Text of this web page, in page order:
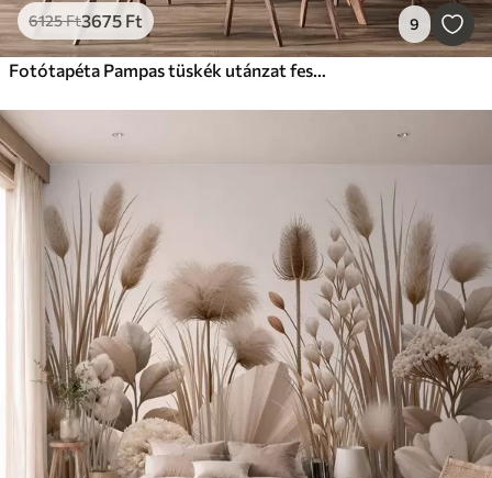
6125Ft3675 Ft 9
Fotótapéta Pampas tüskék utánzat festés